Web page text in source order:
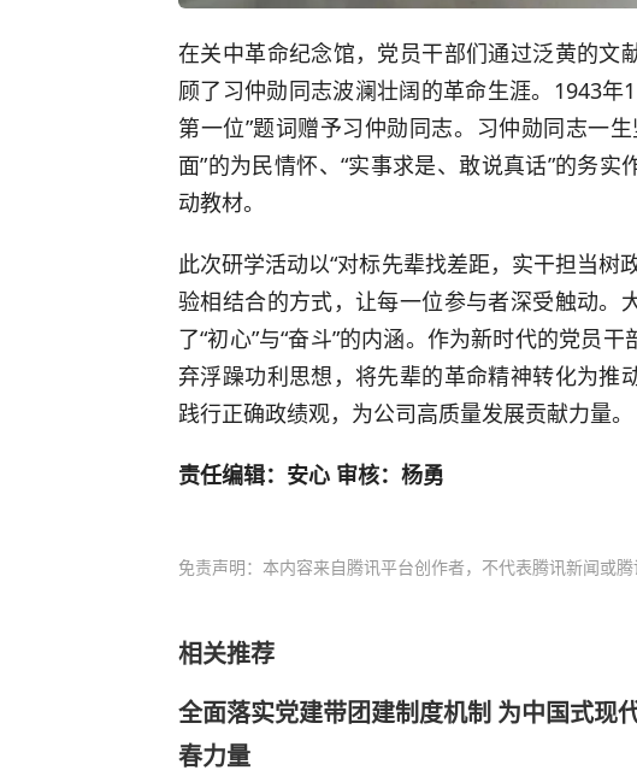
在关中革命纪念馆，党员干部们通过泛黄的文
顾了习仲勋同志波澜壮阔的革命生涯。1943年
第一位”题词赠予习仲勋同志。习仲勋同志一
面”的为民情怀、“实事求是、敢说真话”的务
动教材。
此次研学活动以“对标先辈找差距，实干担当树
验相结合的方式，让每一位参与者深受触动。
了“初心”与“奋斗”的内涵。作为新时代的党员
弃浮躁功利思想，将先辈的革命精神转化为推
践行正确政绩观，为公司高质量发展贡献力量。
责任编辑：安心 审核：杨勇
免责声明：本内容来自腾讯平台创作者，不代表腾讯新闻或腾
相关推荐
全面落实党建带团建制度机制 为中国式现
春力量